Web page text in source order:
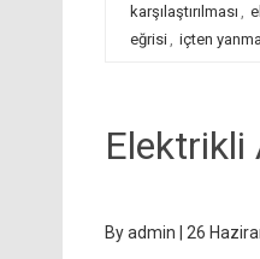
karşılaştırılması
eğrisi
içten
Elektrikli
Byadmin 26